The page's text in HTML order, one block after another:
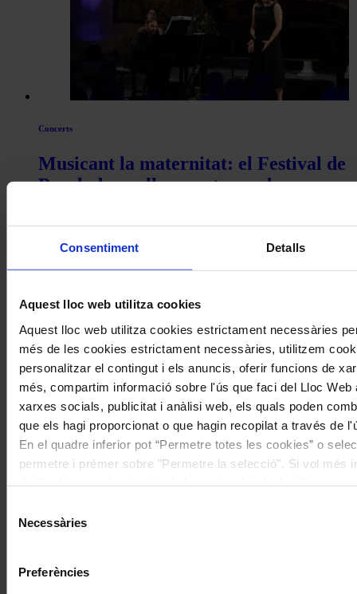
Consentiment Detalls
Aquest lloc web utilitza cookies
Aquest lloc web utilitza cookies estrictament necessàries
més de les cookies estrictament necessàries, utilitzem
personalitzar el contingut i els anuncis, oferir funcions de
més, compartim informació sobre l'ús que faci del Lloc Web
xarxes socials, publicitat i anàlisi web, els quals poden
que els hagi proporcionat o que hagin recopilat a través de
En el quadre inferior pot “Permetre totes les cookies” o
permetre i prémer sobre "Permetre la selecció". Si vol més
Necessàries
Preferències
Concerts
Musicant la maternitat: el Festival de
Peralada acull una estrena de
Pavarotti
Coneix la nostra publicació
I gaudeix a més dels següents descomptes:
20% als concerts del Palau de la Música Catalana
Descomptes a altres cicles de concerts col·laboradors